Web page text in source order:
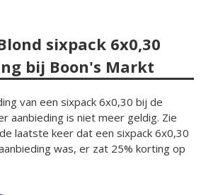
sixpack 6x0,30
bij Boon's Markt
van een sixpack 6x0,30 bij de
aanbieding is niet meer geldig. Zie
laatste keer dat een sixpack 6x0,30
was, er zat 25% korting op